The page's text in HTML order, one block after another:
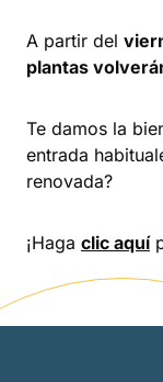
A partir del
plantas
Te damos la
entrada
renovada?
¡Haga clic aquí